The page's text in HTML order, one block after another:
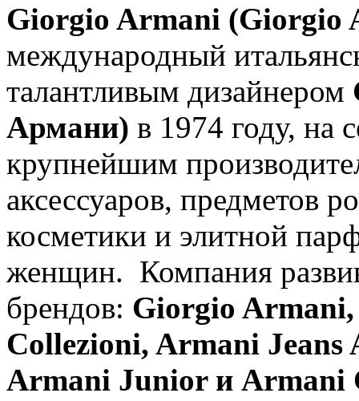
Giorgio Armani (Giorgio
международный
талантливым дизайнером
Армани) в 1974 году, на
крупнейшим
аксессуаров, предметов
косметики и элитной
женщин. Компания
брендов: Giorgio
Collezioni, Armani
Armani Junior и Armani